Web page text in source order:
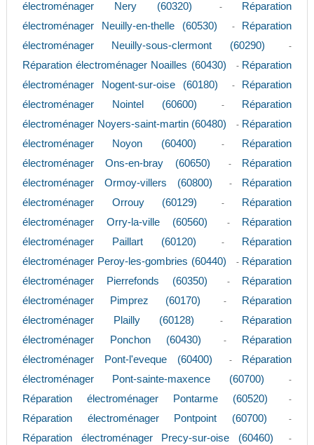
électroménager Nery (60320) -
Réparation
électroménager Neuilly-en-thelle (60530)
-
Réparation
électroménager Neuilly-sous-clermont (60290)
-
Réparation électroménager Noailles (60430) - Réparation
électroménager Nogent-sur-oise (60180)
-
Réparation
électroménager Nointel (60600)
-
Réparation
électroménager Noyers-saint-martin (60480)
- Réparation
électroménager Noyon (60400)
-
Réparation
électroménager Ons-en-bray (60650)
-
Réparation
électroménager Ormoy-villers (60800)
-
Réparation
électroménager Orrouy (60129)
-
Réparation
électroménager Orry-la-ville (60560)
-
Réparation
électroménager Paillart (60120)
-
Réparation
électroménager Peroy-les-gombries (60440)
- Réparation
électroménager Pierrefonds (60350)
-
Réparation
électroménager Pimprez (60170)
-
Réparation
électroménager Plailly (60128)
-
Réparation
électroménager Ponchon (60430)
-
Réparation
électroménager Pont-l'eveque (60400)
-
Réparation
électroménager Pont-sainte-maxence (60700)
-
Réparation électroménager Pontarme (60520) -
Réparation électroménager Pontpoint (60700) -
Réparation électroménager Precy-sur-oise (60460) -